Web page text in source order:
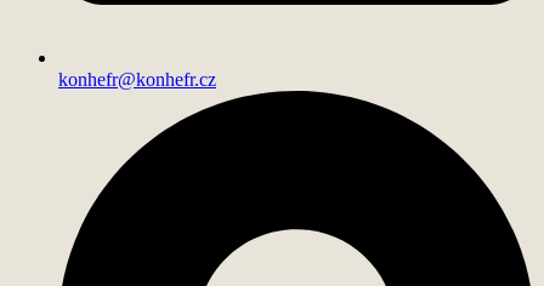
konhefr@konhefr.cz